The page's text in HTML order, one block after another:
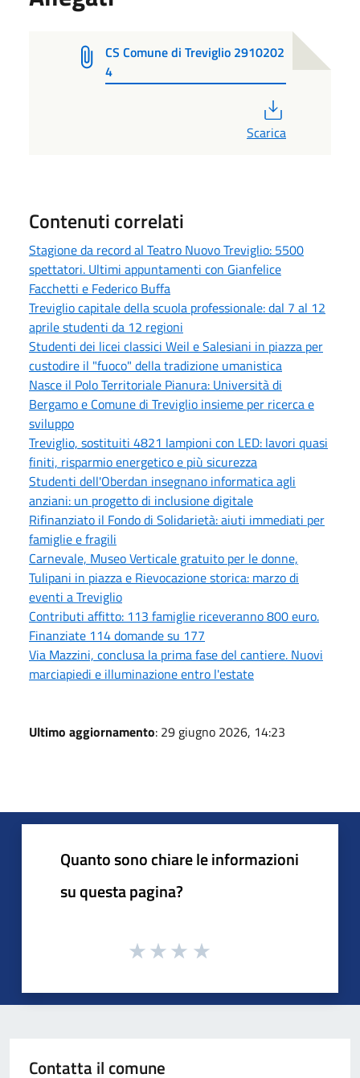
CS Comune di Treviglio 2910202
4
Scarica
Contenuti correlati
Stagione da record al Teatro Nuovo Treviglio: 5500
spettatori. Ultimi appuntamenti con Gianfelice
Facchetti e Federico Buffa
Treviglio capitale della scuola professionale: dal 7 al 12
aprile studenti da 12 regioni
Studenti dei licei classici Weil e Salesiani in piazza per
custodire il "fuoco" della tradizione umanistica
Nasce il Polo Territoriale Pianura: Università di
Bergamo e Comune di Treviglio insieme per ricerca e
sviluppo
Treviglio, sostituiti 4821 lampioni con LED: lavori quasi
finiti, risparmio energetico e più sicurezza
Studenti dell'Oberdan insegnano informatica agli
anziani: un progetto di inclusione digitale
Rifinanziato il Fondo di Solidarietà: aiuti immediati per
famiglie e fragili
Carnevale, Museo Verticale gratuito per le donne,
Tulipani in piazza e Rievocazione storica: marzo di
eventi a Treviglio
Contributi affitto: 113 famiglie riceveranno 800 euro.
Finanziate 114 domande su 177
Via Mazzini, conclusa la prima fase del cantiere. Nuovi
marciapiedi e illuminazione entro l'estate
Ultimo aggiornamento: 29 giugno 2026, 14:23
Quanto sono chiare le informazioni
su questa pagina?
Contatta il comune